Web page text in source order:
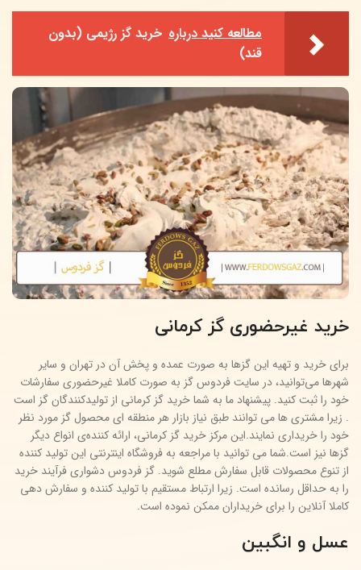
مطالعه کنید درباره‌ خرید گز رژیمی (بدون
قند)
خرید غیرحضوری گز کرمانی
برای خرید و تهیه این گز‌ها به صورت عمده و پخش آن در تهران و سایر
شهرها می‌توانید، در سایت فردوس گز به صورت کاملا غیرحضوری سفارشات
خود را ثبت کنید. پیشنهاد ما به شما خرید گز کرمانی از تولیدکنندگان گز است
. زیرا مشتری ها می توانند طبق نیاز بازار هر منطقه ای محصول گز مورد نظر
خود را خریداری نمایند.این مرکز خرید گز کرمانی، ارائه کننده‌ی انواع دیگر
گزها نیز است.شما می توانید با مراجعه به فروشگاه اینترنتی این تولید کننده
از تنوع محصولات قابل سفارش مطلع شوید. گز فردوس دشواری فرآیند خرید
را به حداقل رسانده است. زیرا ارتباط مستقیم با تولید کننده و سفارش دهی
کاملا آنلاین را برای خریداران ممکن نموده است.
عسل و انگبین